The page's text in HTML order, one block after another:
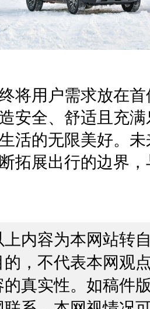
将用户需求放在首
安全、舒适且充
生活的无限美好。
拓展出行的边界
内容为本网站转
，不代表本网观
真实性。如稿件